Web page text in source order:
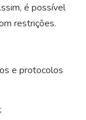
é possível
restrições.
e protocolos